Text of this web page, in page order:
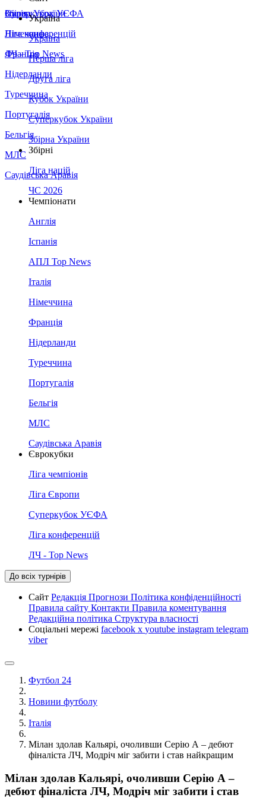
Збірна України
Італія
Німеччина
Франція
Нідерланди
Туреччина
Португалія
Бельгія
МЛС
Саудівська Аравія
Суперкубок УЄФА
Ліга конференцій
ЛЧ - Top News
Україна
Україна
Перша ліга
Друга ліга
Кубок України
Суперкубок України
Збірна України
Збірні
Ліга націй
ЧС 2026
Чемпіонати
Англія
Іспанія
АПЛ Top News
Італія
Німеччина
Франція
Нідерланди
Туреччина
Португалія
Бельгія
МЛС
Саудівська Аравія
Єврокубки
Ліга чемпіонів
Ліга Європи
Суперкубок УЄФА
Ліга конференцій
ЛЧ - Top News
До всіх турнірів
Сайт Редакція Прогнози Політика конфіденційності
Правила сайту Контакти Правила коментування
Редакційна політика Структура власності
Соціальні мережі facebook x youtube instagram telegram
viber
Футбол 24
Новини футболу
Італія
Мілан здолав Кальярі, очоливши Серію А – дебют
фіналіста ЛЧ, Модріч міг забити і став найкращим
Мілан здолав Кальярі, очоливши Серію А –
дебют фіналіста ЛЧ, Модріч міг забити і став